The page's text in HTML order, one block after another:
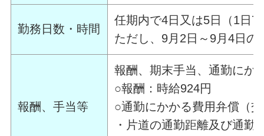
勤務日数・時間
任期内で4日又は5日（1日7
ただし、9月2日～9月4日の
報酬、手当等
報酬、期末手当、通勤にか
○報酬：時給924円
○通勤にかかる費用弁償（
・片道の通勤距離及び通勤